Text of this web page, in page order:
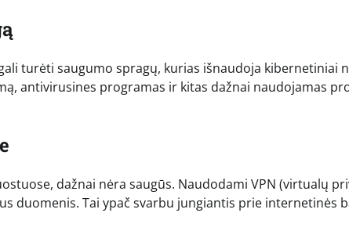
turėti saugumo spragų, kurias išnaudoja kibernetiniai
antivirusines programas ir kitas dažnai naudojamas
dažnai nėra saugūs. Naudodami VPN (virtualų
duomenis. Tai ypač svarbu jungiantis prie internetinės